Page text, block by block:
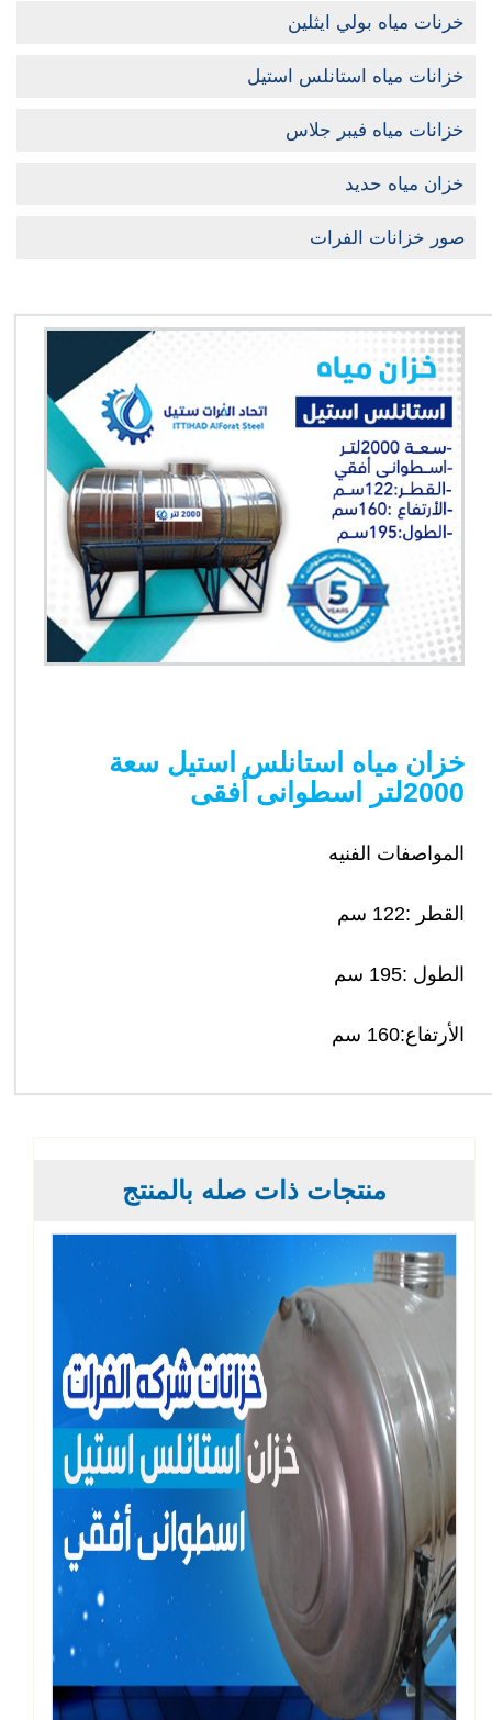
خرنات مياه بولي ايثلين
خزانات مياه استانلس استيل
خزانات مياه فيبر جلاس
خزان مياه حديد
صور خزانات الفرات
خزان مياه استانلس استيل سعة
2000لتر اسطوانى أفقى
المواصفات الفنيه
القطر :122 سم
الطول :195 سم
الأرتفاع:160 سم
منتجات ذات صله بالمنتج